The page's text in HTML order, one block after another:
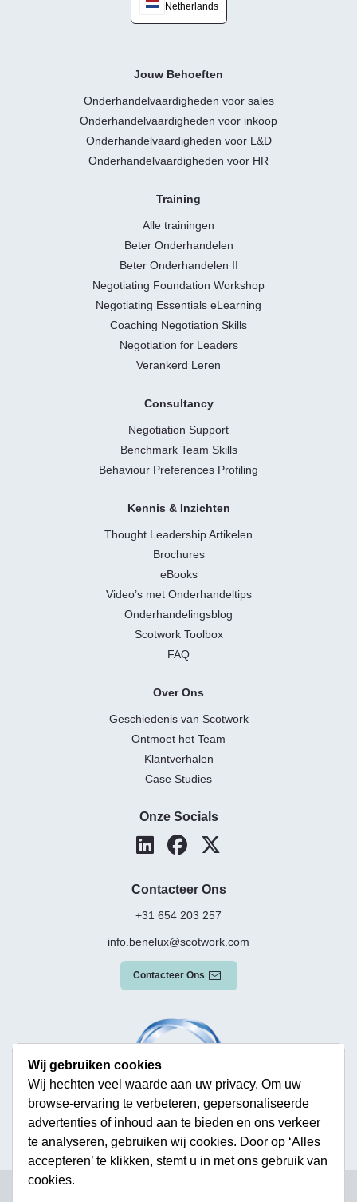
Netherlands
Jouw Behoeften
Onderhandelvaardigheden voor sales
Onderhandelvaardigheden voor inkoop
Onderhandelvaardigheden voor L&D
Onderhandelvaardigheden voor HR
Training
Alle trainingen
Beter Onderhandelen
Beter Onderhandelen II
Negotiating Foundation Workshop
Negotiating Essentials eLearning
Coaching Negotiation Skills
Negotiation for Leaders
Verankerd Leren
Consultancy
Negotiation Support
Benchmark Team Skills
Behaviour Preferences Profiling
Kennis & Inzichten
Thought Leadership Artikelen
Brochures
eBooks
Video’s met Onderhandeltips
Onderhandelingsblog
Scotwork Toolbox
FAQ
Over Ons
Geschiedenis van Scotwork
Ontmoet het Team
Klantverhalen
Case Studies
Onze Socials
Contacteer Ons
+31 654 203 257
info.benelux@scotwork.com
Contacteer Ons
Wij gebruiken cookies
Wij hechten veel waarde aan uw privacy. Om uw
browse-ervaring te verbeteren, gepersonaliseerde
advertenties of inhoud aan te bieden en ons verkeer
te analyseren, gebruiken wij cookies. Door op ‘Alles
accepteren’ te klikken, stemt u in met ons gebruik van
cookies.